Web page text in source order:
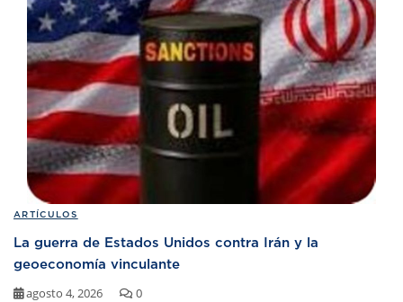
ARTÍCULOS
La guerra de Estados Unidos contra Irán y la
geoeconomía vinculante
agosto 4, 2026 0